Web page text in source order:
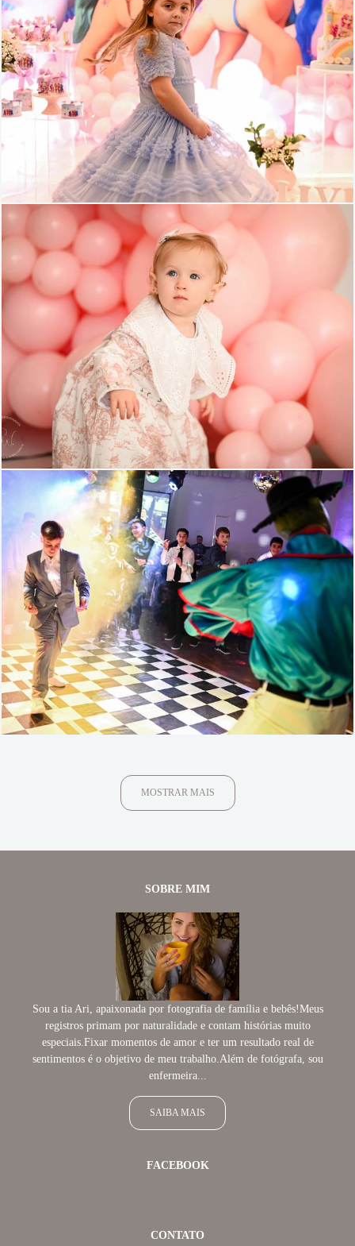
401 105
339 121
488 97
MOSTRAR MAIS
SOBRE MIM
Sou a tia Ari, apaixonada por fotografia de família e bebês!Meus
registros primam por naturalidade e contam histórias muito
especiais.Fixar momentos de amor e ter um resultado real de
sentimentos é o objetivo de meu trabalho.Além de fotógrafa, sou
enfermeira...
SAIBA MAIS
FACEBOOK
CONTATO